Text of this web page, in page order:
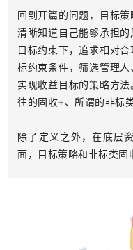
回到开篇的问题，目标
清晰知道自己能够承担
目标约束下，追求相对
标约束条件，筛选管理
实现收益目标的策略方
往的固收+、所谓的非标
除了定义之外，在底层
面，目标策略和非标类固